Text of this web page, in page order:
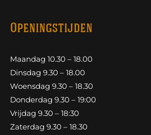
Openingstijden
Maandag 10.30 – 18.00
Dinsdag 9.30 – 18.00
Woensdag 9.30 – 18.30
Donderdag 9.30 – 19:00
Vrijdag 9.30 – 18:30
Zaterdag 9.30 – 18.30